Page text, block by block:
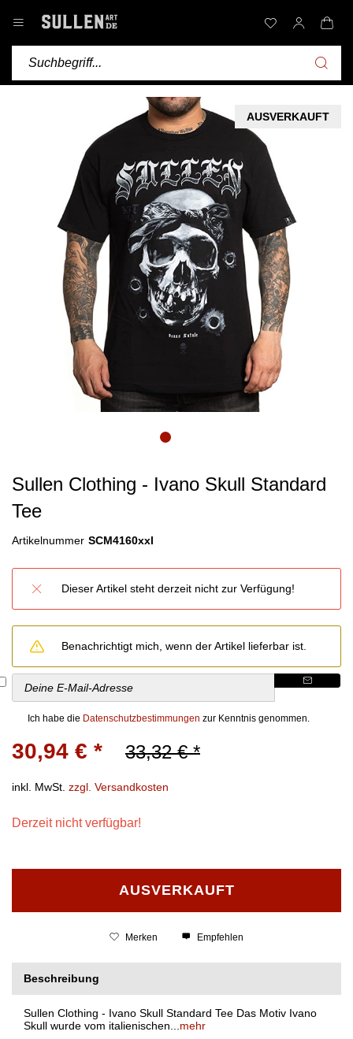
- 7%
AUSVERKAUFT
Sullen Clothing - Ivano Skull Standard
Tee
Artikelnummer SCM4160xxl
Dieser Artikel steht derzeit nicht zur Verfügung!
Benachrichtigt mich, wenn der Artikel lieferbar ist.
Ich habe die Datenschutzbestimmungen zur Kenntnis genommen.
30,94 € * 33,32 € *
inkl. MwSt. zzgl. Versandkosten
Derzeit nicht verfügbar!
AUSVERKAUFT
Merken Empfehlen
Beschreibung
Sullen Clothing - Ivano Skull Standard Tee Das Motiv Ivano
Skull wurde vom italienischen... mehr